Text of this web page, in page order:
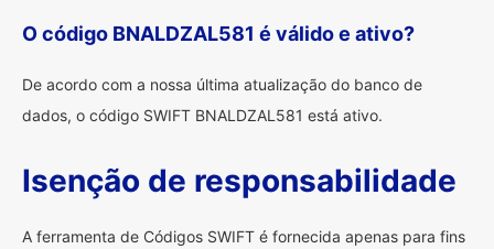
O código BNALDZAL581 é válido e ativo?
De acordo com a nossa última atualização do banco de
dados, o código SWIFT BNALDZAL581 está ativo.
Isenção de responsabilidade
A ferramenta de Códigos SWIFT é fornecida apenas para fins